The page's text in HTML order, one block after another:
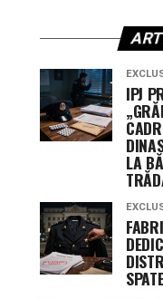
IPJ
LA